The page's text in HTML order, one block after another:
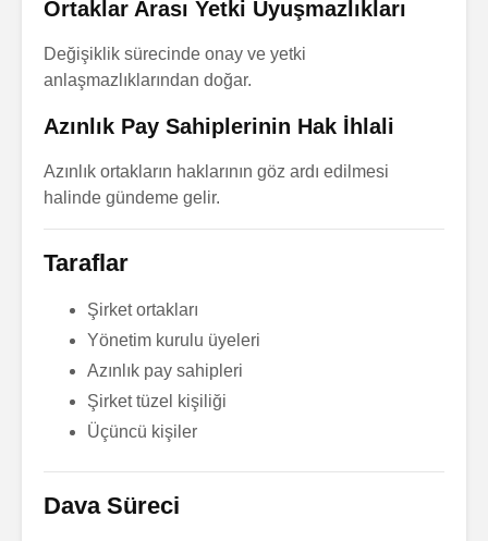
Ortaklar Arası Yetki Uyuşmazlıkları
Değişiklik sürecinde onay ve yetki
anlaşmazlıklarından doğar.
Azınlık Pay Sahiplerinin Hak İhlali
Azınlık ortakların haklarının göz ardı edilmesi
halinde gündeme gelir.
Taraflar
Şirket ortakları
Yönetim kurulu üyeleri
Azınlık pay sahipleri
Şirket tüzel kişiliği
Üçüncü kişiler
Dava Süreci
Katılma Rejimi
Soru Sor
İftira Suçu